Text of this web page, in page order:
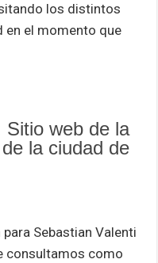
los distintos
en el momento que
Sitio web de la
la ciudad de
Sebastian Valenti
consultamos como